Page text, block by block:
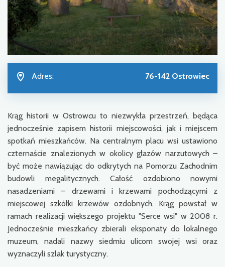
Adres: 76-142 Ostrowiec
Krąg historii w Ostrowcu to niezwykła przestrzeń, będąca
jednocześnie zapisem historii miejscowości, jak i miejscem
spotkań mieszkańców. Na centralnym placu wsi ustawiono
czternaście znalezionych w okolicy głazów narzutowych –
być może nawiązując do odkrytych na Pomorzu Zachodnim
budowli megalitycznych. Całość ozdobiono nowymi
nasadzeniami – drzewami i krzewami pochodzącymi z
miejscowej szkółki krzewów ozdobnych. Krąg powstał w
ramach realizacji większego projektu "Serce wsi" w 2008 r.
Jednocześnie mieszkańcy zbierali eksponaty do lokalnego
muzeum, nadali nazwy siedmiu ulicom swojej wsi oraz
wyznaczyli szlak turystyczny.